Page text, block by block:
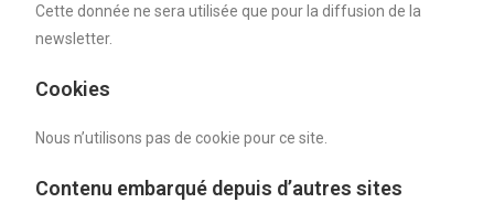
Cette donnée ne sera utilisée que pour la diffusion de la
newsletter.
Cookies
Nous n’utilisons pas de cookie pour ce site.
Contenu embarqué depuis d’autres sites